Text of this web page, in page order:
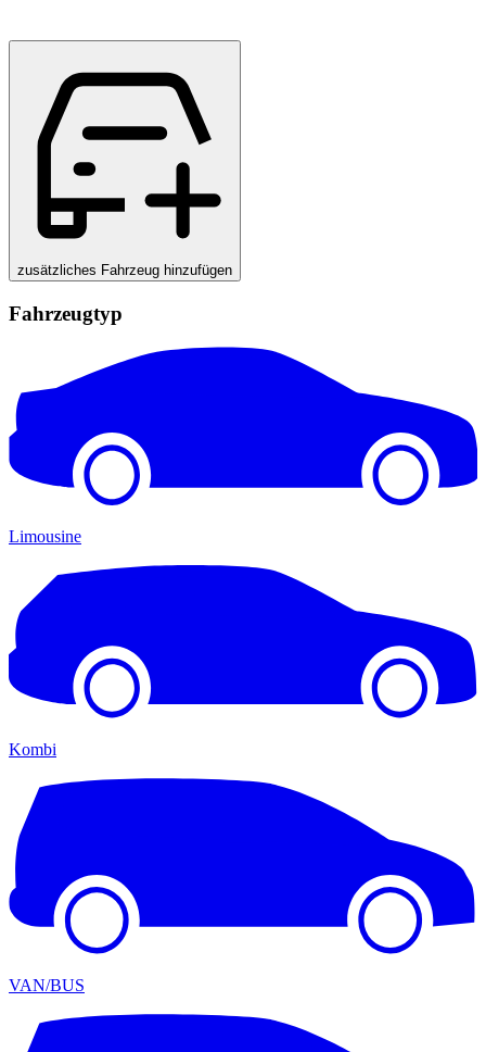
zusätzliches Fahrzeug hinzufügen
Fahrzeugtyp
Limousine
Kombi
VAN/BUS